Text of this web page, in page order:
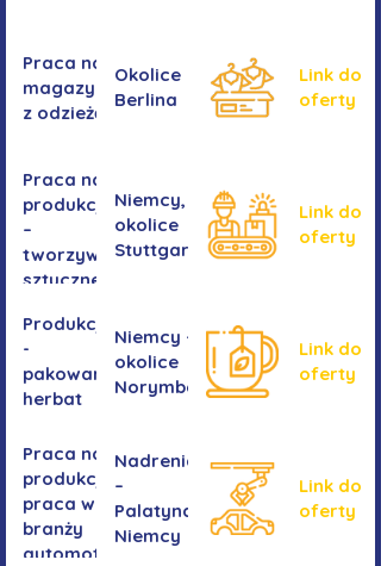
Praca na
magazynie
z odzieżą
Okolice
Berlina
Link do
oferty
Praca na
produkcji
–
tworzywa
sztuczne
Niemcy,
okolice
Stuttgartu
Link do
oferty
Produkcja
-
pakowanie
herbat
Niemcy -
okolice
Norymbergii
Link do
oferty
Praca na
produkcji -
praca w
branży
automotive
Nadrenia
–
Palatynat,
Niemcy
Link do
oferty